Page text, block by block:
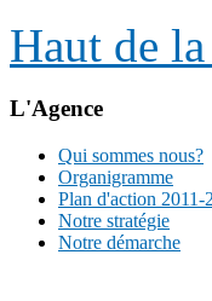
Haut de
L'Agence
Qui sommes nous?
Organigramme
Plan d'action 2011-
Notre stratégie
Notre démarche